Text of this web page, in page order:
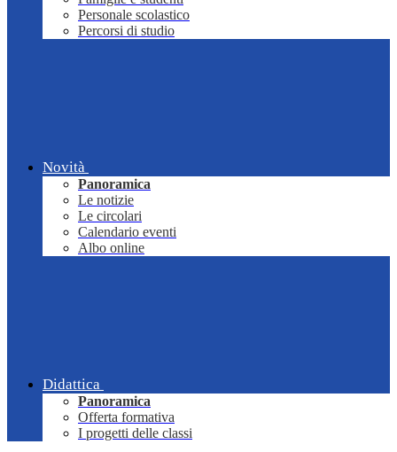
Personale scolastico
Percorsi di studio
Novità
Panoramica
Le notizie
Le circolari
Calendario eventi
Albo online
Didattica
Panoramica
Offerta formativa
I progetti delle classi